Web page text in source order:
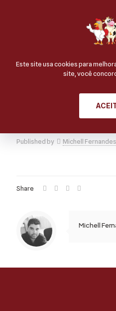
Linguiça
Published by Michell Fernandes
Share
Michell
Este site usa cookies para
site, você